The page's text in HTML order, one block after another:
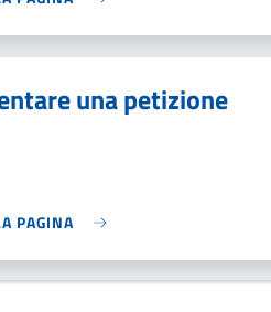
una petizione
PAGINA